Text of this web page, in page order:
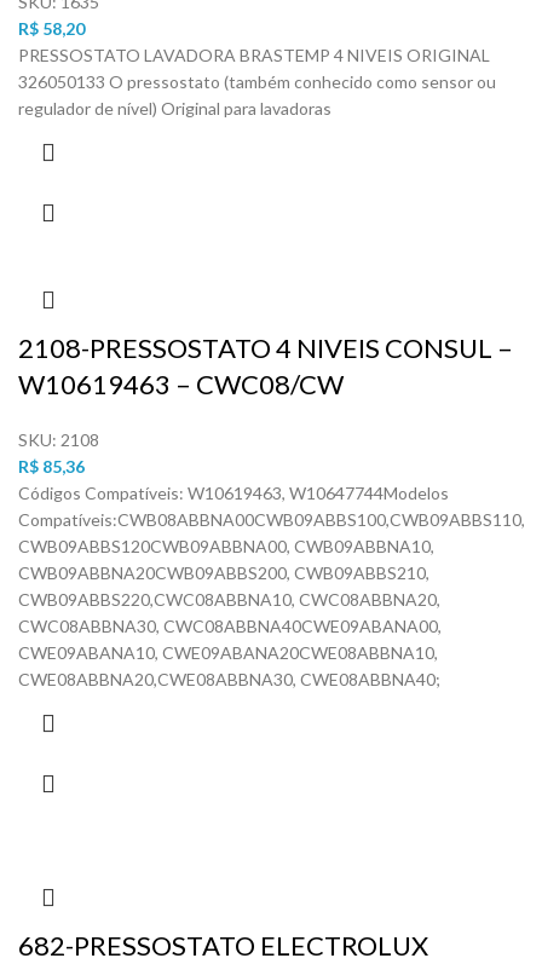
R$ 58,20
PRESSOSTATO LAVADORA BRASTEMP 4 NIVEIS ORIGINAL
326050133 O pressostato (também conhecido como sensor ou
regulador de nível) Original para lavadoras
2108-PRESSOSTATO 4 NIVEIS CONSUL –
W10619463 – CWC08/CW
SKU: 2108
R$ 85,36
Códigos Compatíveis: W10619463, W10647744Modelos
Compatíveis:CWB08ABBNA00CWB09ABBS100,CWB09ABBS110,
CWB09ABBS120CWB09ABBNA00, CWB09ABBNA10,
CWB09ABBNA20CWB09ABBS200, CWB09ABBS210,
CWB09ABBS220,CWC08ABBNA10, CWC08ABBNA20,
CWC08ABBNA30, CWC08ABBNA40CWE09ABANA00,
CWE09ABANA10, CWE09ABANA20CWE08ABBNA10,
CWE08ABBNA20,CWE08ABBNA30, CWE08ABBNA40;
682-PRESSOSTATO ELECTROLUX